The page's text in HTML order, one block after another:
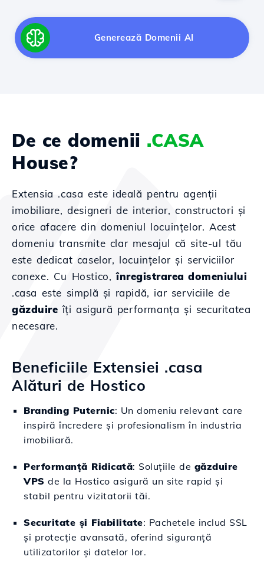
Generează Domenii AI
De ce domenii .CASA
House?
Extensia .casa este ideală pentru agenții
imobiliare, designeri de interior, constructori și
orice afacere din domeniul locuințelor. Acest
domeniu transmite clar mesajul că site-ul tău
este dedicat caselor, locuințelor și serviciilor
conexe. Cu Hostico,înregistrarea domeniului
.casa este simplă și rapidă, iar serviciile de
găzduire îți asigură performanța și securitatea
necesare.
Beneficiile Extensiei .casa
Alături de Hostico
Branding Puternic: Un domeniu relevant care
inspiră încredere și profesionalism în industria
imobiliară.
Performanță Ridicată: Soluțiile de găzduire
VPS de la Hostico asigură un site rapid și
stabil pentru vizitatorii tăi.
Securitate și Fiabilitate: Pachetele includ SSL
și protecție avansată, oferind siguranță
utilizatorilor și datelor lor.